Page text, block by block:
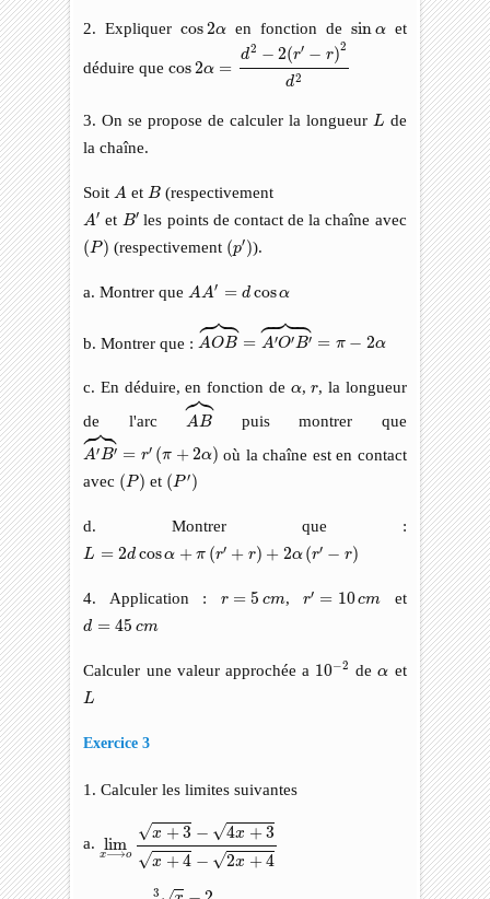
2. Expliquercos2α
2α en fonction de sin α
sin et
déduire quecos2α =
d2 − 2(r′ − r)2
d2
2( )2 d
3. On se propose de calculer la longueur L
L de
la chaîne.
Soit A
A et B
B (respectivement
A′
A′ et B′
B′ les points de contact de la chaîne avec
( P)
( P) (respectivement (p′)
( ′)).
a. Montrer que A A′ = d cosα
A A′ cos
b. Montrer que : 
AOB = 
A′O′B′ = π − 2α
AOB A′O′B′
c. En déduire, en fonction de α
α,r
r, la longueur
de l'arc 
A B
AB
puis montrer que

A′B′ = r′ (π +2α)
A′B
où la chaîne est en contact
avec (P)
( P) et (P ′)
( P′)
d. Montrer que :
L = 2d cosα + π (r′ + r) + 2α (r′ − r)
L dcos ′ + 2 ( − )
4. Application : r = 5 cm
cm ,r′ = 10cm
′= 10cm et
d = 45 cm
d 45cm
Calculer une valeur approchée a 10−2
10 −2
deα
α et
L
L
Exercice 3
1. Calculer les limites suivantes
a. lim
x⟶o
√x +3 − √4x +3
√x +4 − √2x +4
⟶ox+3 +3x+4−
3
⟶3 x− x+